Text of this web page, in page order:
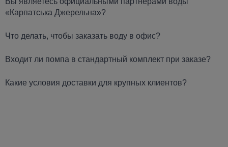
«Карпатська Джерельна»?
Что делать, чтобы заказать воду в офис?
Входит ли помпа в стандартный комплект при заказе?
Какие условия доставки для крупных клиентов?